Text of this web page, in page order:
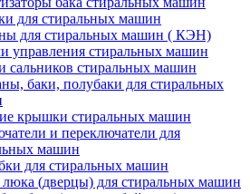
для стиральных машин
для стиральных машин ( КЭН)
управления стиральных машин
сальников стиральных машин
баки, полубаки для стиральных
крышки стиральных машин
и переключатели для
машин
для стиральных машин
(дверцы) для стиральных машин